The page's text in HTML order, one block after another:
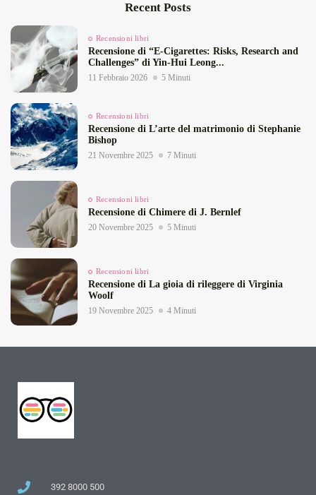
Recent Posts
Recensioni libri
Recensione di “E‑Cigarettes: Risks, Research and
Challenges” di Yin‑Hui Leong...
11 Febbraio 2026 5 Minuti
Recensioni libri
Recensione di L’arte del matrimonio di Stephanie
Bishop
21 Novembre 2025 7 Minuti
Recensioni libri
Recensione di Chimere di J. Bernlef
20 Novembre 2025 5 Minuti
Recensioni libri
Recensione di La gioia di rileggere di Virginia
Woolf
19 Novembre 2025 4 Minuti
392 8000 500